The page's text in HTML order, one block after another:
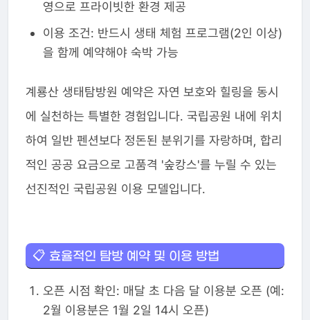
영으로 프라이빗한 환경 제공
이용 조건: 반드시 생태 체험 프로그램(2인 이상)
을 함께 예약해야 숙박 가능
계룡산 생태탐방원 예약은 자연 보호와 힐링을 동시
에 실천하는 특별한 경험입니다. 국립공원 내에 위치
하여 일반 펜션보다 정돈된 분위기를 자랑하며, 합리
적인 공공 요금으로 고품격 '숲캉스'를 누릴 수 있는
선진적인 국립공원 이용 모델입니다.
📋 효율적인 탐방 예약 및 이용 방법
오픈 시점 확인: 매달 초 다음 달 이용분 오픈 (예:
2월 이용분은 1월 2일 14시 오픈)